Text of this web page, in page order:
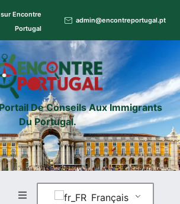
Encontre
Portugal
admin@encontreportugal.pt
De Conseils Aux Immigrants
Du Portugal.
Français